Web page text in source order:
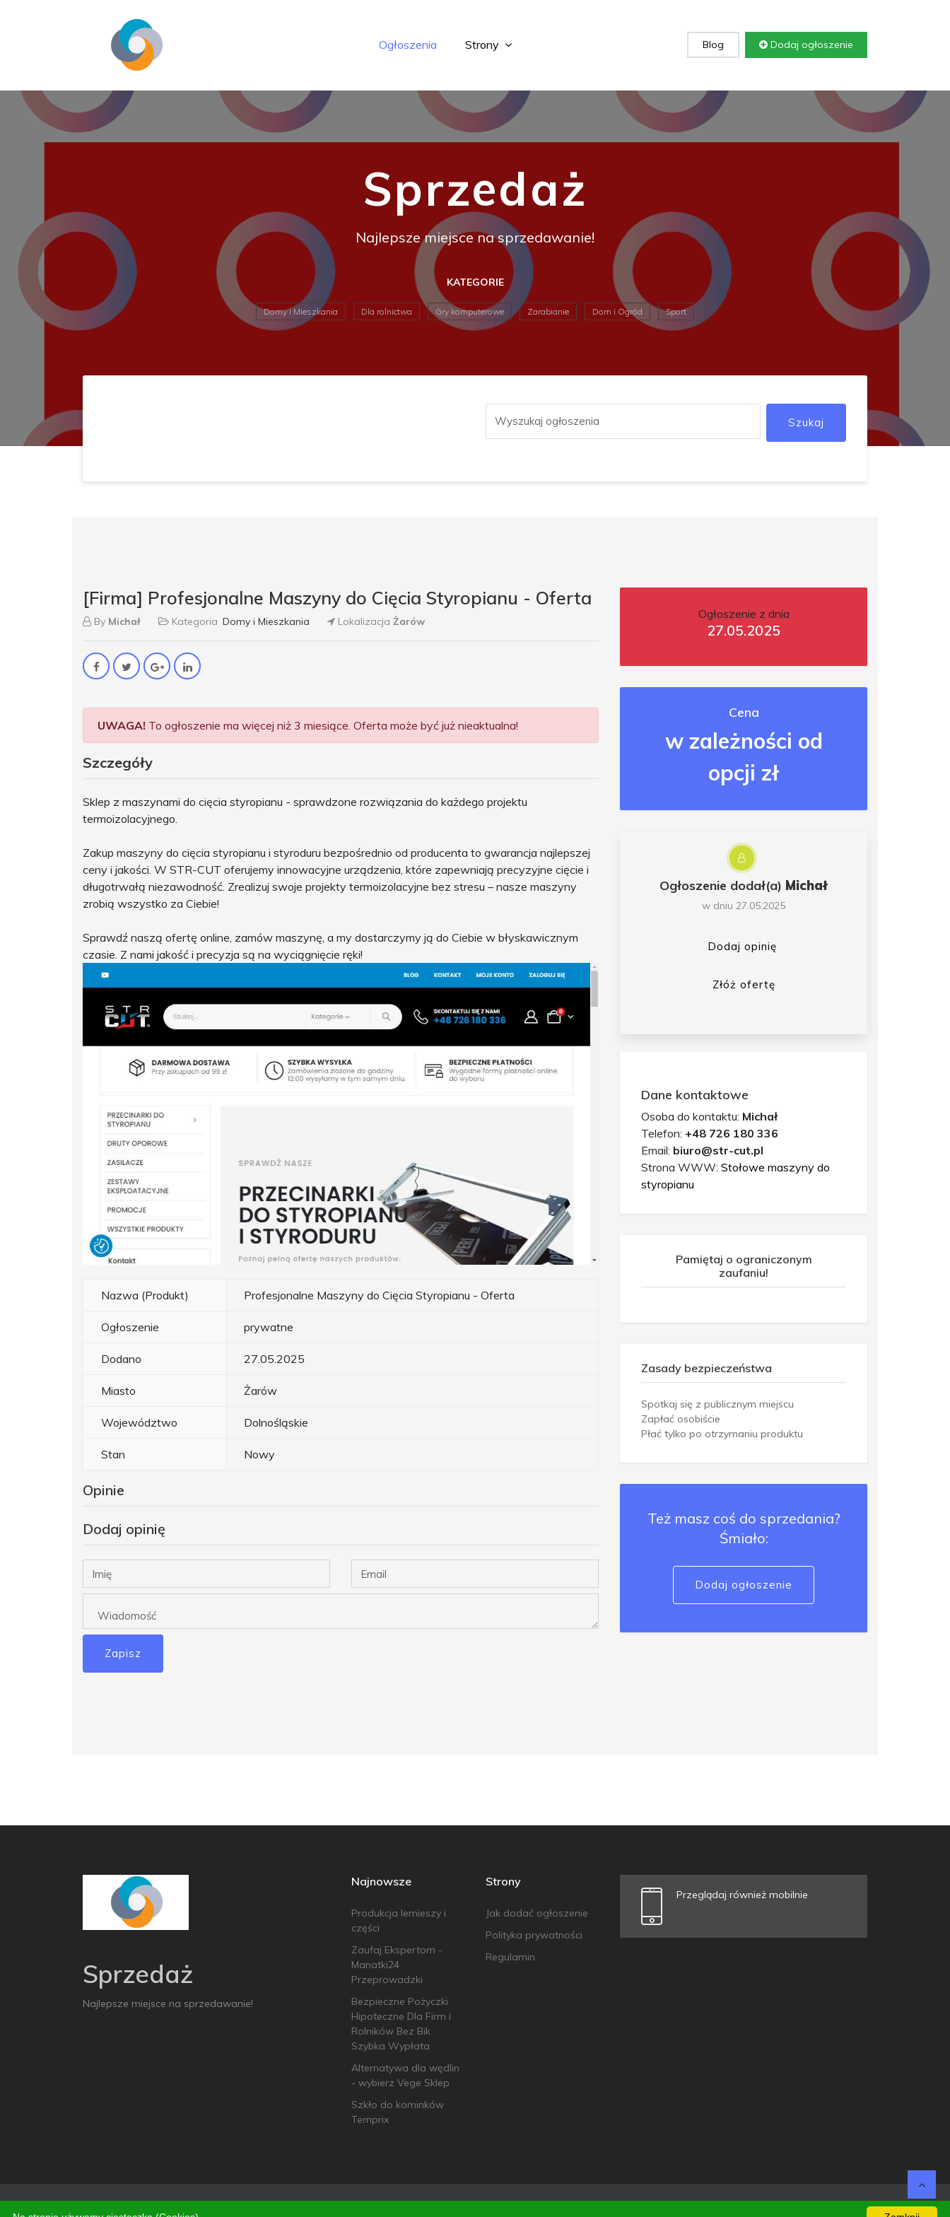
Ogłoszenia Strony Blog Dodaj ogłoszenie
Sprzedaż
Najlepsze miejsce na sprzedawanie!
KATEGORIE
Domy i Mieszkania Dla rolnictwa Gry komputerowe Zarabianie Dom i Ogród Sport
Szukaj
[Firma] Profesjonalne Maszyny do Cięcia Styropianu - Oferta
By Michał Kategoria Domy i Mieszkania Lokalizacja Żarów
UWAGA! To ogłoszenie ma więcej niż 3 miesiące. Oferta może być już nieaktualna!
Szczegóły
Sklep z maszynami do cięcia styropianu - sprawdzone rozwiązania do każdego projektu
termoizolacyjnego.
Zakup maszyny do cięcia styropianu i styroduru bezpośrednio od producenta to gwarancja najlepszej
ceny i jakości. W STR-CUT oferujemy innowacyjne urządzenia, które zapewniają precyzyjne cięcie i
długotrwałą niezawodność. Zrealizuj swoje projekty termoizolacyjne bez stresu – nasze maszyny
zrobią wszystko za Ciebie!
Sprawdź naszą ofertę online, zamów maszynę, a my dostarczymy ją do Ciebie w błyskawicznym
czasie. Z nami jakość i precyzja są na wyciągnięcie ręki!
Nazwa (Produkt) Profesjonalne Maszyny do Cięcia Styropianu - Oferta
Ogłoszenie prywatne
Dodano 27.05.2025
Miasto Żarów
Województwo Dolnośląskie
Stan Nowy
Opinie
Dodaj opinię
Zapisz
Ogłoszenie z dnia
27.05.2025
Cena
w zależności od
opcji zł
Ogłoszenie dodał(a) Michał
w dniu 27.05.2025
Dodaj opinię
Złóż ofertę
Dane kontaktowe
Osoba do kontaktu: Michał
Telefon: +48 726 180 336
Email: biuro@str-cut.pl
Strona WWW: Stołowe maszyny do
styropianu
Pamiętaj o ograniczonym
zaufaniu!
Zasady bezpieczeństwa
Spotkaj się z publicznym miejscu
Zapłać osobiście
Płać tylko po otrzymaniu produktu
Też masz coś do sprzedania?
Śmiało:
Dodaj ogłoszenie
Sprzedaż
Najlepsze miejsce na sprzedawanie!
Najnowsze
Produkcja lemieszy i
części
Zaufaj Ekspertom -
Manatki24
Przeprowadzki
Bezpieczne Pożyczki
Hipoteczne Dla Firm i
Rolników Bez Bik
Szybka Wypłata
Alternatywa dla wędlin
- wybierz Vege Sklep
Szkło do kominków
Temprix
Strony
Jak dodać ogłoszenie
Polityka prywatności
Regulamin
Przeglądaj również mobilnie